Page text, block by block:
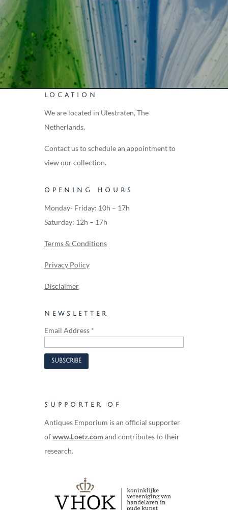
LOCATION
We are located in Ulestraten, The
Netherlands.
Contact us to schedule an appointment to
view our collection.
OPENING HOURS
Monday- Friday: 10h – 17h
Saturday: 12h – 17h
Terms & Conditions
Privacy Policy
Disclaimer
NEWSLETTER
Email Address *
SUPPORTER OF
Antiques Emporium is an official supporter
ofwww.Loetz.com and contributes to their
research.